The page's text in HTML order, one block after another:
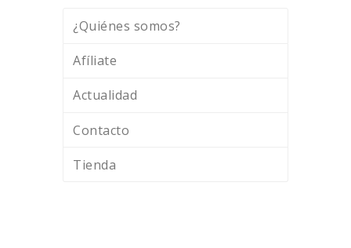
¿Quiénes somos?
Afíliate
Actualidad
Contacto
Tienda